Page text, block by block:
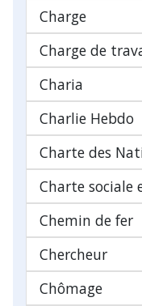
Charge
Charge de
Charia
Charlie Hebdo
Charte des
Charte sociale
Chemin de fer
Chercheur
Chômage